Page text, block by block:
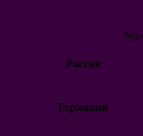
Челси
Россия
Германия